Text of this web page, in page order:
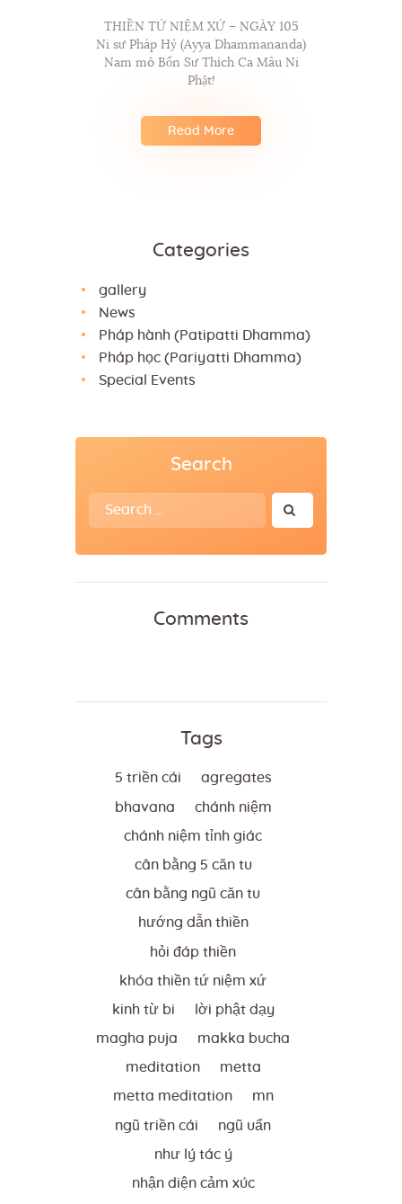
THIỀN TỨ NIỆM XỨ – NGÀY 105
Ni sư Pháp Hỷ (Ayya Dhammananda)
Nam mô Bổn Sư Thích Ca Mâu Ni
Phật!
Read More
Categories
gallery
News
Pháp hành (Patipatti Dhamma)
Pháp học (Pariyatti Dhamma)
Special Events
Search
Search
for:
Comments
Tags
5 triền cái agregates
bhavana chánh niệm
chánh niệm tỉnh giác
cân bằng 5 căn tu
cân bằng ngũ căn tu
hướng dẫn thiền
hỏi đáp thiền
khóa thiền tứ niệm xứ
kinh từ bi lời phật dạy
magha puja makka bucha
meditation metta
metta meditation mn
ngũ triền cái ngũ uẩn
như lý tác ý
nhận diện cảm xúc